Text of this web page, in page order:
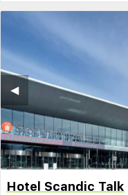
◀︎
Hotel Scandic Talk